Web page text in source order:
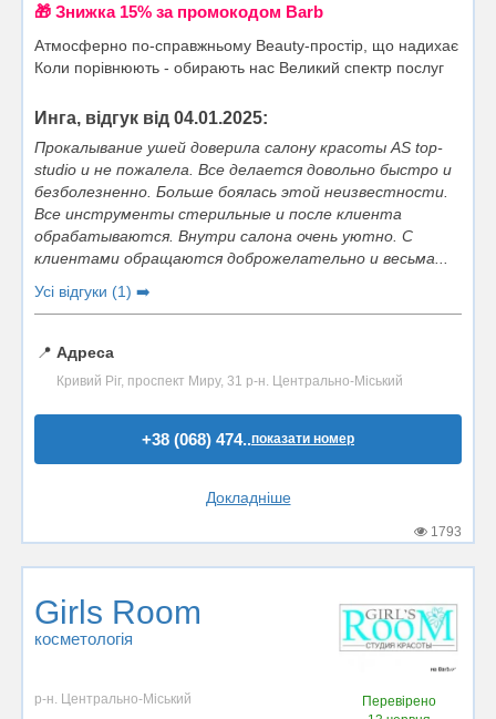
🎁 Знижка 15% за промокодом Barb
Атмосферно по-справжньому Beauty-простір, що надихає
Коли порівнюють - обирають нас Великий спектр послуг
Инга, відгук від 04.01.2025:
Прокалывание ушей доверила салону красоты AS top-
studio и не пожалела. Все делается довольно быстро и
безболезненно. Больше боялась этой неизвестности.
Все инструменты стерильные и после клиента
обрабатываются. Внутри салона очень уютно. С
клиентами обращаются доброжелательно и весьма...
Усі відгуки (1) ➡️
📍 Адреса
Кривий Ріг, проспект Миру, 31 р-н. Центрально-Міський
+38 (068) 474..показати номер
Докладніше
1793
Girls Room
косметологія
р-н. Центрально-Міський
Перевірено